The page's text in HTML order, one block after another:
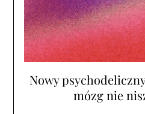
Nowy
mózg nie